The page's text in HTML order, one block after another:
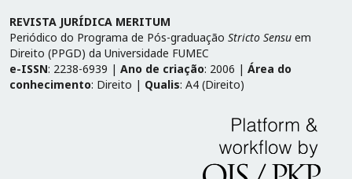
REVISTA JURÍDICA MERITUM
Periódico do Programa de Pós-graduação Stricto Sensu em
Direito (PPGD) da Universidade FUMEC
e-ISSN: 2238-6939 | Ano de criação: 2006 | Área do
conhecimento: Direito | Qualis: A4 (Direito)